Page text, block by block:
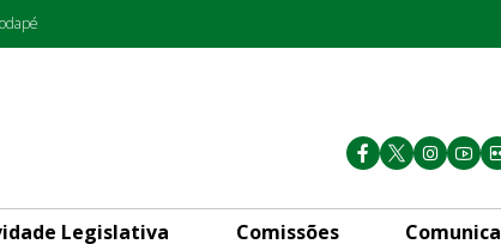
Legislativa Comissões